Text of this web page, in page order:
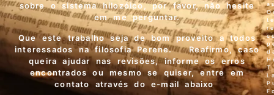
sobre o sistema hilozóico, por favor, não hesite
em me perguntar.
Que este trabalho seja de bom proveito a todos
interessados na filosofia Perene. Reafirmo, caso
queira ajudar nas revisões, informe os erros
encontrados ou mesmo se quiser, entre em
contato através do e-mail abaixo